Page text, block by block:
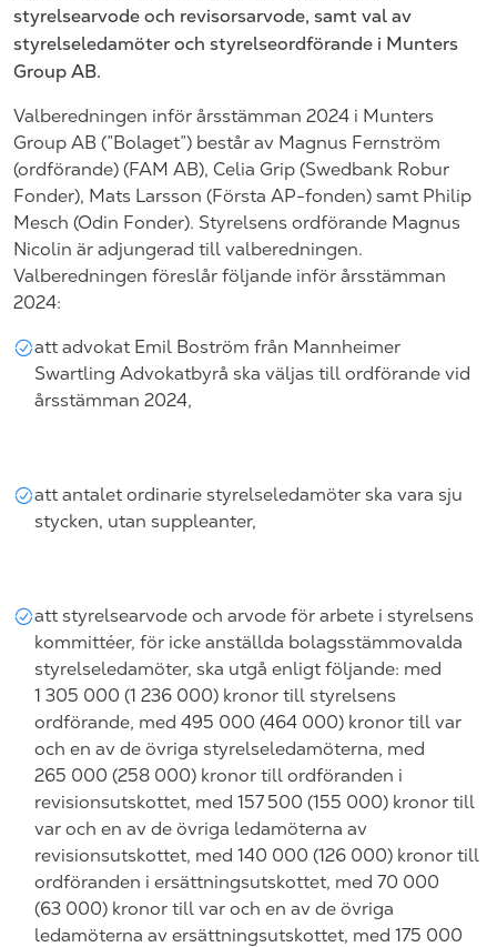
styrelsearvode och revisorsarvode, samt val av
styrelseledamöter och styrelseordförande i Munters
Group AB.
Valberedningen inför årsstämman 2024 i Munters
Group AB (”Bolaget”) består av Magnus Fernström
(ordförande) (FAM AB), Celia Grip (Swedbank Robur
Fonder), Mats Larsson (Första AP-fonden) samt Philip
Mesch (Odin Fonder). Styrelsens ordförande Magnus
Nicolin är adjungerad till valberedningen.
Valberedningen föreslår följande inför årsstämman
2024:
att advokat Emil Boström från Mannheimer
Swartling Advokatbyrå ska väljas till ordförande vid
årsstämman 2024,
att antalet ordinarie styrelseledamöter ska vara sju
stycken, utan suppleanter,
att styrelsearvode och arvode för arbete i styrelsens
kommittéer, för icke anställda bolagsstämmovalda
styrelseledamöter, ska utgå enligt följande: med
1 305 000 (1 236 000) kronor till styrelsens
ordförande, med 495 000 (464 000) kronor till var
och en av de övriga styrelseledamöterna, med
265 000 (258 000) kronor till ordföranden i
revisionsutskottet, med 157 500 (155 000) kronor till
var och en av de övriga ledamöterna av
revisionsutskottet, med 140 000 (126 000) kronor till
ordföranden i ersättningsutskottet, med 70 000
(63 000) kronor till var och en av de övriga
ledamöterna av ersättningsutskottet, med 175 000